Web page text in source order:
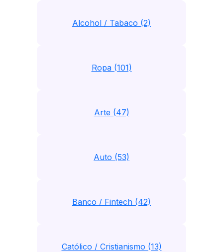
Alcohol / Tabaco (2)
Ropa (101)
Arte (47)
Auto (53)
Banco / Fintech (42)
Católico / Cristianismo (13)